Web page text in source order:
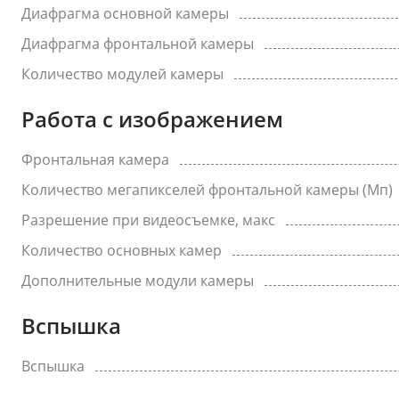
Диафрагма основной камеры
Диафрагма фронтальной камеры
Количество модулей камеры
Работа с изображением
Фронтальная камера
Количество мегапикселей фронтальной камеры (Мп)
Разрешение при видеосъемке, макс
Количество основных камер
Дополнительные модули камеры
Вспышка
Вспышка